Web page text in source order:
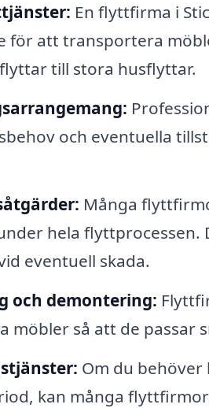
En flyttfirma i
för att transportera
till stora husflyttar.
och eventuella
Många
hela
eventuell skada.
och demontering:
möbler så att de passar
Om du
kan många